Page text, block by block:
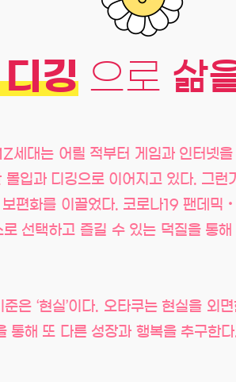
깅 으로 삶
세대는 어릴 적부터 게임과 인터넷
입과 디깅으로 이어지고 있다. 그
편화를 이끌었다. 코로나19 팬데
선택하고 즐길 수 있는 덕질을 통
은 ‘현실’이다. 오타쿠는 현실을 외
통해 또 다른 성장과 행복을 추구한